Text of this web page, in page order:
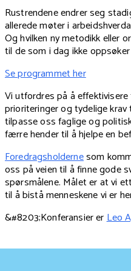
Rustrendene endrer seg
allerede møter i
Og hvilken ny metodikk eller
til de som i dag ikke
Se programmet her
Vi utfordres på å
prioriteringer og tydelige
tilpasse oss faglige og
færre hender til å hjelpe en
Foredragsholdernesom
oss på veien til å finne gode
spørsmålene. Målet er at vi
til å bistå menneskene vi er
&#8203;Konferansier erLeo